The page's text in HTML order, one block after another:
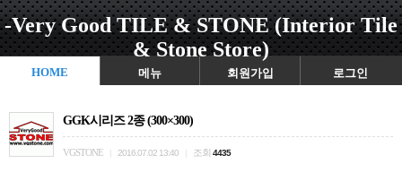
-Very Good TILE & STONE (Interior Tile
& Stone Store)
HOME 메뉴 회원가입 로그인
GGK시리즈 2종 (300×300)
VGSTONE 2016.07.02 13:40 조회 4435